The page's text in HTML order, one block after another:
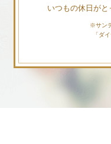
いつもの休日がと
※サン
「ダ